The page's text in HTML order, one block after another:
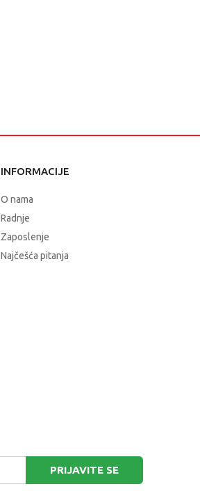
INFORMACIJE
O nama
Radnje
Zaposlenje
Najčešća pitanja
PRIJAVITE SE